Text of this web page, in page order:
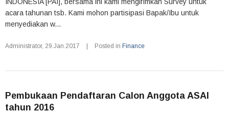
acara tahunan tsb. Kami mohon partisipasi Bapak/Ibu untuk
menyediakan w...
Administrator, 29.Jan.2017 Posted in Finance
Pembukaan Pendaftaran Calon Anggota ASAI
tahun 2016